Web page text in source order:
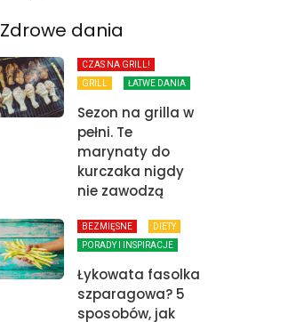
Zdrowe dania
CZAS NA GRILL!
GRILL
ŁATWE DANIA
Sezon na grilla w
pełni. Te
marynaty do
kurczaka nigdy
nie zawodzą
BEZMIĘSNE
DIETY
PORADY I INSPIRACJE
Łykowata fasolka
szparagowa? 5
sposobów, jak